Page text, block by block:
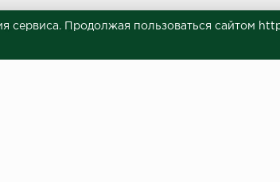
сервиса. Продолжая пользоваться сайтом